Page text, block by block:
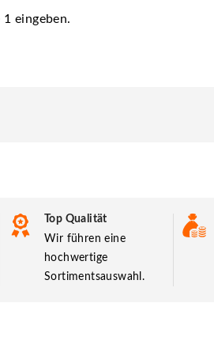
eingeben.
Top Qualität
Wir führen eine
hochwertige
Sortimentsauswahl.